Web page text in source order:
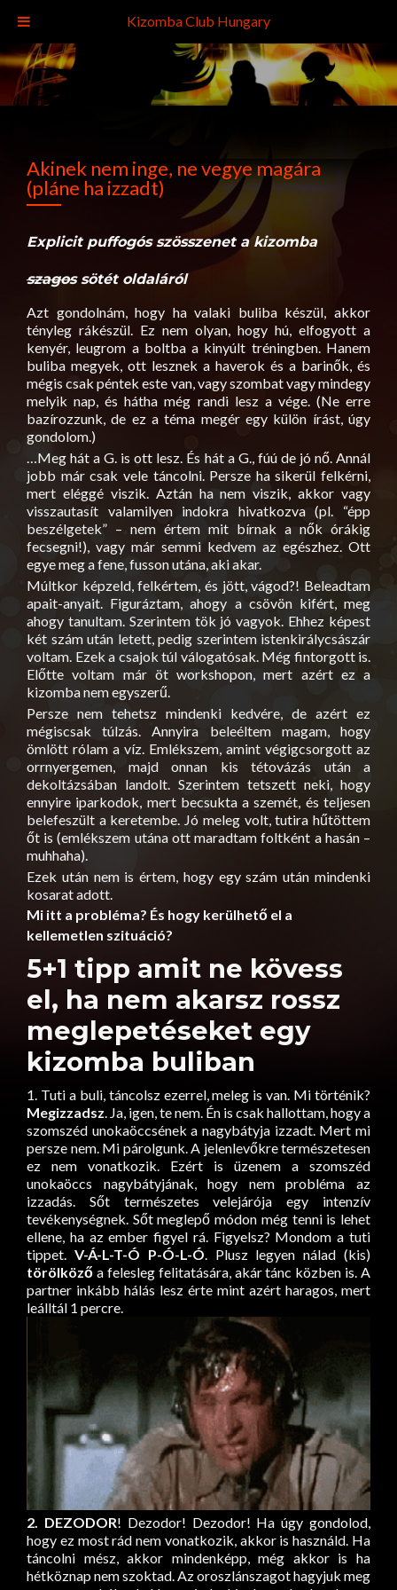
Akinek nem inge, ne vegye magára
(pláne ha izzadt)
Explicit puffogós szösszenet a kizomba
szagossötét oldaláról
Azt gondolnám, hogy ha valaki buliba készül, akkor
tényleg rákészül. Ez nem olyan, hogy hú, elfogyott a
kenyér, leugrom a boltba a kinyúlt tréningben. Hanem
buliba megyek, ott lesznek a haverok és a barinők, és
mégis csak péntek este van, vagy szombat vagy mindegy
melyik nap, és hátha még randi lesz a vége. (Ne erre
bazírozzunk, de ez a téma megér egy külön írást, úgy
gondolom.)
…Meg hát a G. is ott lesz. És hát a G., fúú de jó nő. Annál
jobb már csak vele táncolni. Persze ha sikerül felkérni,
mert eléggé viszik. Aztán ha nem viszik, akkor vagy
visszautasít valamilyen indokra hivatkozva (pl. “épp
beszélgetek” – nem értem mit bírnak a nők órákig
fecsegni!), vagy már semmi kedvem az egészhez. Ott
egye meg a fene, fusson utána, aki akar.
Múltkor képzeld, felkértem, és jött, vágod?! Beleadtam
apait-anyait. Figuráztam, ahogy a csövön kifért, meg
ahogy tanultam. Szerintem tök jó vagyok. Ehhez képest
két szám után letett, pedig szerintem istenkirálycsászár
voltam. Ezek a csajok túl válogatósak. Még fintorgott is.
Előtte voltam már öt workshopon, mert azért ez a
kizomba nem egyszerű.
Persze nem tehetsz mindenki kedvére, de azért ez
mégiscsak túlzás. Annyira beleéltem magam, hogy
ömlött rólam a víz. Emlékszem, amint végigcsorgott az
orrnyergemen, majd onnan kis tétovázás után a
dekoltázsában landolt. Szerintem tetszett neki, hogy
ennyire iparkodok, mert becsukta a szemét, és teljesen
belefeszült a keretembe. Jó meleg volt, tutira hűtöttem
őt is (emlékszem utána ott maradtam foltként a hasán –
muhhaha).
Ezek után nem is értem, hogy egy szám után mindenki
kosarat adott.
Mi itt a probléma? És hogy kerülhető el a
kellemetlen szituáció?
5+1 tipp amit ne kövess
el, ha nem akarsz rossz
meglepetéseket egy
kizomba buliban
1. Tuti a buli, táncolsz ezerrel, meleg is van. Mi történik?
Megizzadsz . Ja, igen, te nem. Én is csak hallottam, hogy a
szomszéd unokaöccsének a nagybátyja izzadt. Mert mi
persze nem. Mi párolgunk. A jelenlevőkre természetesen
ez nem vonatkozik. Ezért is üzenem a szomszéd
unokaöccs nagybátyjának, hogy nem probléma az
izzadás. Sőt természetes velejárója egy intenzív
tevékenységnek. Sőt meglepő módon még tenni is lehet
ellene, ha az ember figyel rá. Figyelsz? Mondom a tuti
tippet. V-Á-L-T-Ó P-Ó-L-Ó . Plusz legyen nálad (kis)
törölköző a felesleg felitatására, akár tánc közben is. A
partner inkább hálás lesz érte mint azért haragos, mert
leálltál 1 percre.
2. DEZODOR! Dezodor! Dezodor! Ha úgy gondolod,
hogy ez most rád nem vonatkozik, akkor is használd. Ha
táncolni mész, akkor mindenképp, még akkor is ha
hétköznap nem szoktad. Az oroszlánszagot hagyjuk meg
Kizomba Club Hungary